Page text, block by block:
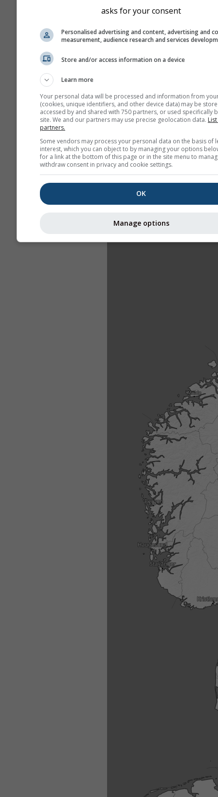
asks for your consent
Personalised advertising and content, advertising and
measurement, audience research and services
Store and/or access information on a device
Learn more
Your personal data will be processed and information from
(cookies, unique identifiers, and other device data) may be
accessed by and shared with 750 partners, or used specifically
site. We and our partners may use precise geolocation data.
partners.
Some vendors may process your personal data on the basis of
interest, which you can object to by managing your options
for a link at the bottom of this page or in the site menu to
withdraw consent in privacy and cookie settings.
OK
Manage options